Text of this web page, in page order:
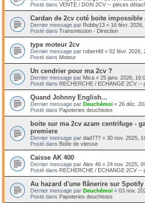
Posté dans VENTE / DON 2CV -- pièces
Cardan de 2cv coté boite impossible
Dernier message par Robby13 « 16 févr. 2026,
Posté dans Transmission - Direction
type moteur 2cv
Dernier message par robert48 « 02 févr. 2026,
Posté dans Moteur
Un cendrier pour ma 2cv ?
Dernier message par Mica « 25 janv. 2026,
Posté dans RECHERCHE / ECHANGE 2CV --
Quand Johnny English...
Dernier message par Deuchémoi « 26 déc.
Posté dans Papoteries deuchistes
boite sur ma 2cv azam centrifuge -
premiere
Dernier message par dad777 « 30 nov. 2025,
Posté dans Boîte de vitesse
Caisse AK 400
Dernier message par Alex 46 « 24 nov. 2025,
Posté dans RECHERCHE / ECHANGE 2CV --
Au hazard d'une flânerire sur Spotify
Dernier message par Deuchémoi « 03 nov.
Posté dans Papoteries deuchistes